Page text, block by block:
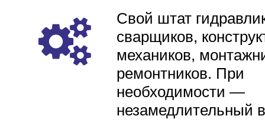
Свой штат
сварщиков,
механиков,
ремонтников. При
необходимости —
незамедлительный